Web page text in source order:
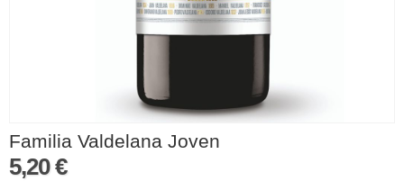
Familia Valdelana Joven
5,20 €